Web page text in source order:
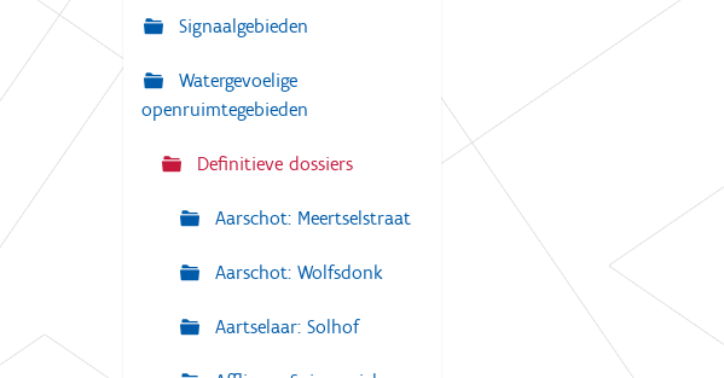
e
Signaalgebieden
Watergevoelige
openruimtegebieden
Definitieve dossiers
Aarschot: Meertselstraat
Aarschot: Wolfsdonk
Aartselaar: Solhof